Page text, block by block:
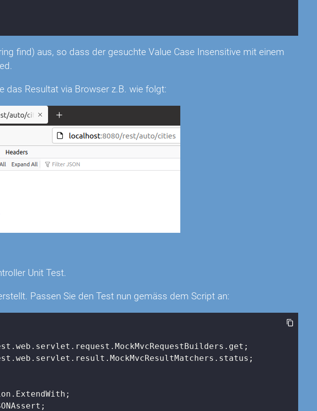
find) aus, so dass der gesuchte Value Case Insensitive mit einem
das Resultat via Browser z.B. wie folgt:
Unit Test.
Passen Sie den Test nun gemäss dem Script an: